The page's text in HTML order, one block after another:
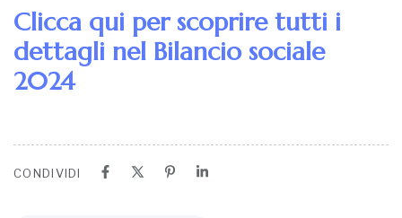
Clicca qui per scoprire tutti i
dettagli nel Bilancio sociale
2024
CONDIVIDI